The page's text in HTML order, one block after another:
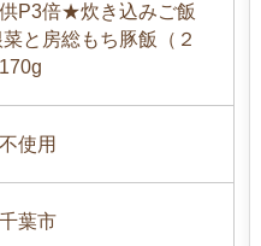
P3倍★炊き込みご飯
と房総もち豚飯（２
使用
葉市